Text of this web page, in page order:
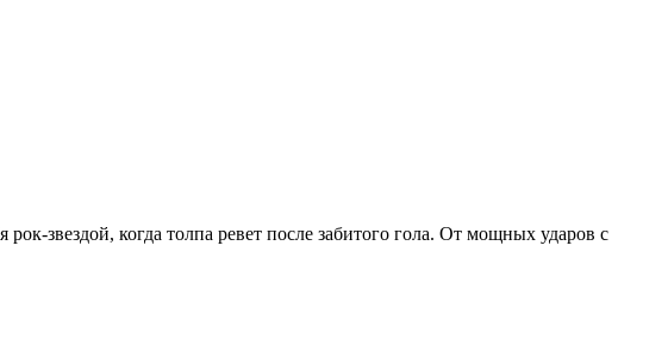
звездой, когда толпа ревет после забитого гола. От мощных ударов с